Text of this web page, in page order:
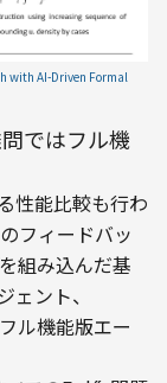
with AI-Driven Formal
ではフル機
性能比較も行わ
フィードバッ
組み込んだ基
ント、
ル機能版エー